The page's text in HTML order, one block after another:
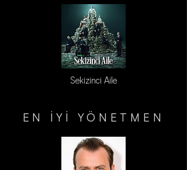
Sekizinci Aile
EN İYİ YÖNETMEN